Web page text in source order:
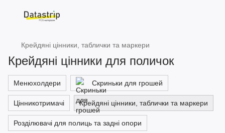
Крейдяні цінники, таблички та маркери
Крейдяні цінники для поличок
Менюхолдери Скриньки для грошей
Цінникотримачі Крейдяні цінники, таблички та маркери
Розділювачі для полиць та задні опори